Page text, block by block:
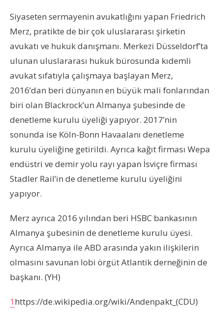
Siyaseten sermayenin avukatlığını yapan Friedrich
Merz, pratikte de bir çok uluslararası şirketin
avukatı ve hukuk danışmanı. Merkezi Düsseldorf’ta
ulunan uluslararası hukuk bürosunda kıdemli
avukat sıfatıyla çalışmaya başlayan Merz,
2016’dan beri dünyanın en büyük mali fonlarından
biri olan Blackrock’un Almanya şubesinde de
denetleme kurulu üyeliği yapıyor. 2017’nin
sonunda ise Köln-Bonn Havaalanı denetleme
kurulu üyeliğine getirildi. Ayrıca kağıt firması Wepa
endüstri ve demir yolu rayı yapan İsviçre firması
Stadler Rail’in de denetleme kurulu üyeliğini
yapıyor.
Merz ayrıca 2016 yılından beri HSBC bankasının
Almanya şubesinin de denetleme kurulu üyesi.
Ayrıca Almanya ile ABD arasında yakın ilişkilerin
olmasını savunan lobi örgüt Atlantik derneğinin de
başkanı. (YH)
1 https://de.wikipedia.org/wiki/Andenpakt_(CDU)